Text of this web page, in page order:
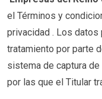
el Términos y
privacidad . Los datos
tratamiento por parte
sistema de captura
por las que el Titular